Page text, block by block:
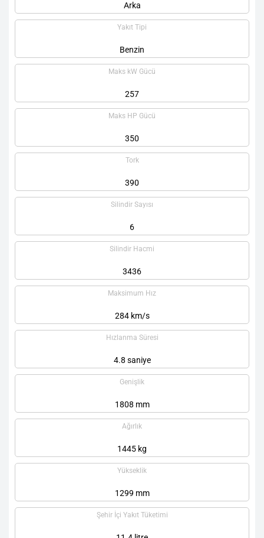
Arka
Yakıt Tipi
Benzin
Maks kW Gücü
257
Maks HP Gücü
350
Tork
390
Silindir Sayısı
6
Silindir Hacmi
3436
Maksimum Hız
284 km/s
Hızlanma Süresi
4.8 saniye
Genişlik
1808 mm
Ağırlık
1445 kg
Yükseklik
1299 mm
Şehir İçi Yakıt Tüketimi